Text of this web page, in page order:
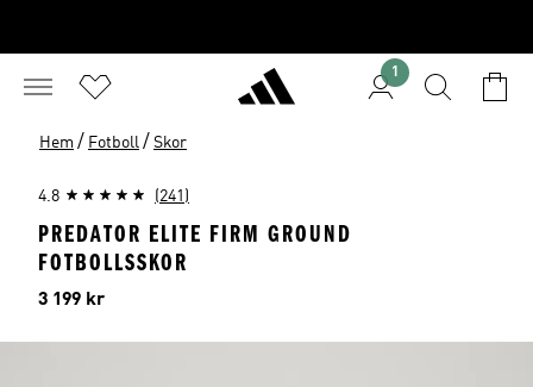
1
Hem / Fotboll / Skor
4.8 (241)
PREDATOR ELITE FIRM GROUND
FOTBOLLSSKOR
Pris
3 199 kr